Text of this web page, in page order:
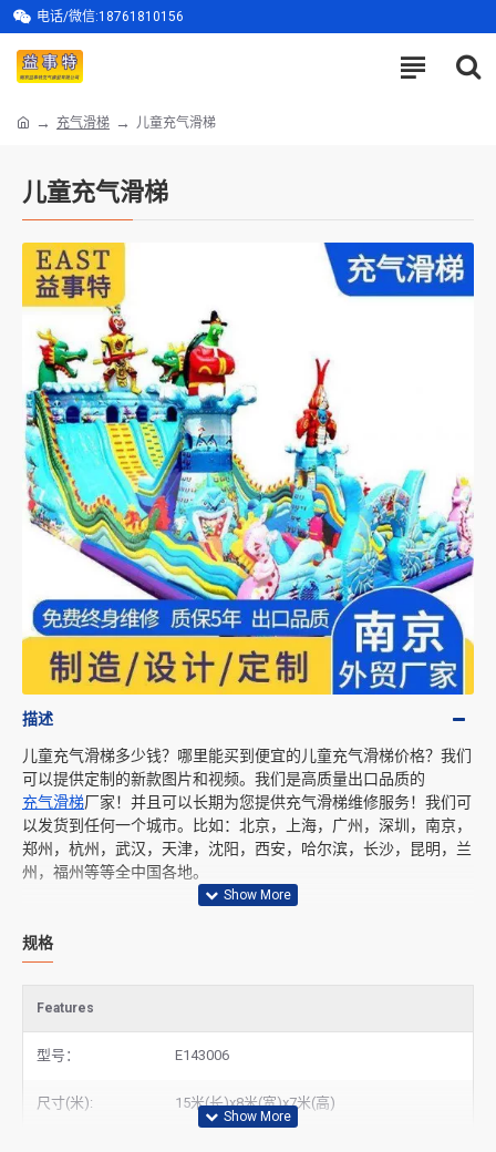
电话/微信:18761810156
充气滑梯 儿童充气滑梯
儿童充气滑梯
描述
儿童充气滑梯多少钱？哪里能买到便宜的儿童充气滑梯价格？我们
可以提供定制的新款图片和视频。我们是高质量出口品质的
充气滑梯厂家！并且可以长期为您提供充气滑梯维修服务！我们可
以发货到任何一个城市。比如：北京，上海，广州，深圳，南京，
郑州，杭州，武汉，天津，沈阳，西安，哈尔滨，长沙，昆明，兰
州，福州等等全中国各地。
规格
Features
型号： E143006
尺寸(米): 15米(长)x8米(宽)x7米(高)